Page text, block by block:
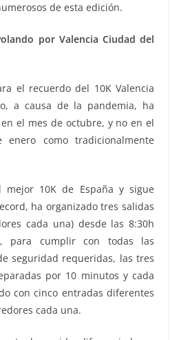
de esta edición.
por Valencia Ciudad del
el recuerdo del 10K Valencia
a causa de la pandemia, ha
el mes de octubre, y no en el
enero como tradicionalmente
10K de España y sigue
ha organizado tres salidas
cada una) desde las 8:30h
para cumplir con todas las
seguridad requeridas, las tres
por 10 minutos y cada
con cinco entradas diferentes
cada una.